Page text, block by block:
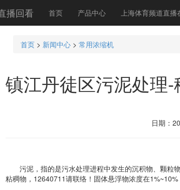
播回看 首页 产品中心 上海体育频道直播
首页> 新闻中心> 常用浓缩机
镇江丹徒区污泥处理
日期：
污泥，指的是污水处理进程中发生的沉积物、颗粒
粘稠物，12640711请联络！固体悬浮物浓度在